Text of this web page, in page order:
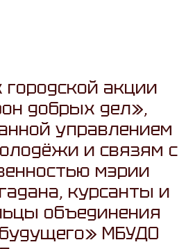
городской акции
добрых дел»,
управлением
и связям с
мэрии
курсанты и
объединения
МБУДО